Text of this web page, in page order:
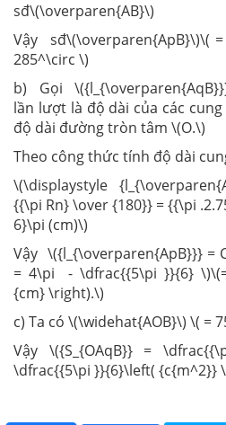
sđ\(\overparen{AB}\)
Vậy sđ\(\overparen{ApB}\)\(
285^\circ \)
b) Gọi
lần lượt là độ dài của các cung
độ dài đường tròn tâm \(O.\)
Theo công thức tính độ dài
\(\displaystyle
{{\pi Rn} \over {180}} = {{\pi
6}\pi (cm)\)
Vậy \({l_{\overparen{ApB}}} =
= 4\pi - \dfrac{{5\pi }}{6}
{cm} \right).\)
c) Ta có \(\widehat{AOB}\) \( =
Vậy \({S_{OAqB}} =
\dfrac{{5\pi }}{6}\left( {c{m^2}}